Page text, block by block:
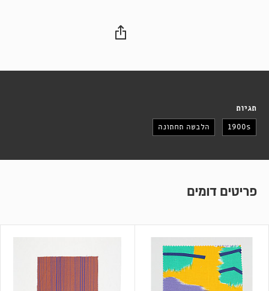
תגיות
1900s הלבשה תחתונה
פריטים דומים